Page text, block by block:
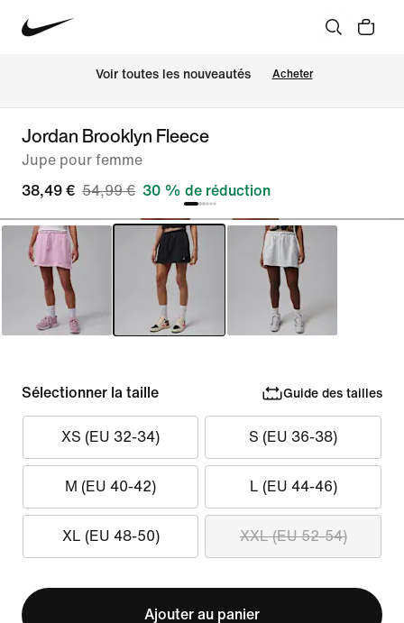
Voir toutes les nouveautés Acheter
Jordan Brooklyn Fleece
Jupe pour femme
38,49 € 54,99 € 30 % de réduction
Sélectionner la taille Guide des tailles
XS (EU 32-34) S (EU 36-38)
M (EU 40-42) L (EU 44-46)
XL (EU 48-50) XXL (EU 52-54)
Ajouter au panier